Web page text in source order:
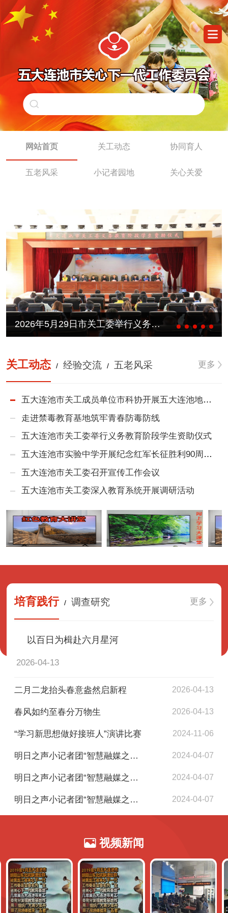
网站首页 关工动态 协同育人
五老风采 小记者园地 关心关爱
2026年5月29日市关工委举行义务教育阶段学生资助仪式
关工动态 / 经验交流 / 五老风采 更多
五大连池市关工成员单位市科协开展五大连池地质生态科普研学活动
走进禁毒教育基地筑牢青春防毒防线
五大连池市关工委举行义务教育阶段学生资助仪式
五大连池市实验中学开展纪念红军长征胜利90周年主题远足活动
五大连池市关工委召开宣传工作会议
五大连池市关工委深入教育系统开展调研活动
培育践行 / 调查研究 更多
以百日为楫赴六月星河
2026-04-13
二月二龙抬头春意盎然启新程 2026-04-13
春风如约至春分万物生 2026-04-13
“学习新思想做好接班人”演讲比赛 2024-11-06
明日之声小记者团“智慧融媒之旅”美文欣赏（新发学校张欣怡） 2024-04-07
明日之声小记者团“智慧融媒之旅”美文欣赏（一小李元康） 2024-04-07
明日之声小记者团“智慧融媒之旅”美文欣赏（四平中学王雯雯） 2024-04-07
视频新闻